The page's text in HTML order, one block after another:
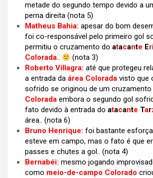
metade do segundo tempo devido a
perna direita (nota 5)
Matheus Bahia: apesar do bom
foi co-responsável pelo primeiro gol
permitiu o cruzamento do atacante Er
Colorada..
(nota 3)
Roberto Villagra: até que protegeu
a entrada da área Colorada visto que
sofrido se originou de um cruzamento
Colorada embora o segundo gol
fato devido à entrada do atacante Tar
área.. (nota 6)
Bruno Henrique: foi bastante
esteve em campo, mas o fato é que
passes e chutes a gol.. (nota 4)
Bernabéi: mesmo jogando
como meio-de-campo Colorado